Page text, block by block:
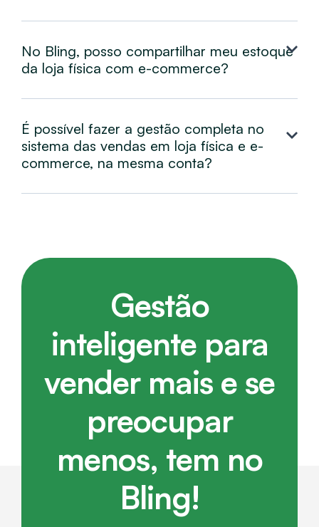
No Bling, posso compartilhar meu estoque
da loja física com e-commerce?
É possível fazer a gestão completa no
sistema das vendas em loja física e e-
commerce, na mesma conta?
Gestão
inteligente para
vender mais e se
preocupar
menos, tem no
Bling!